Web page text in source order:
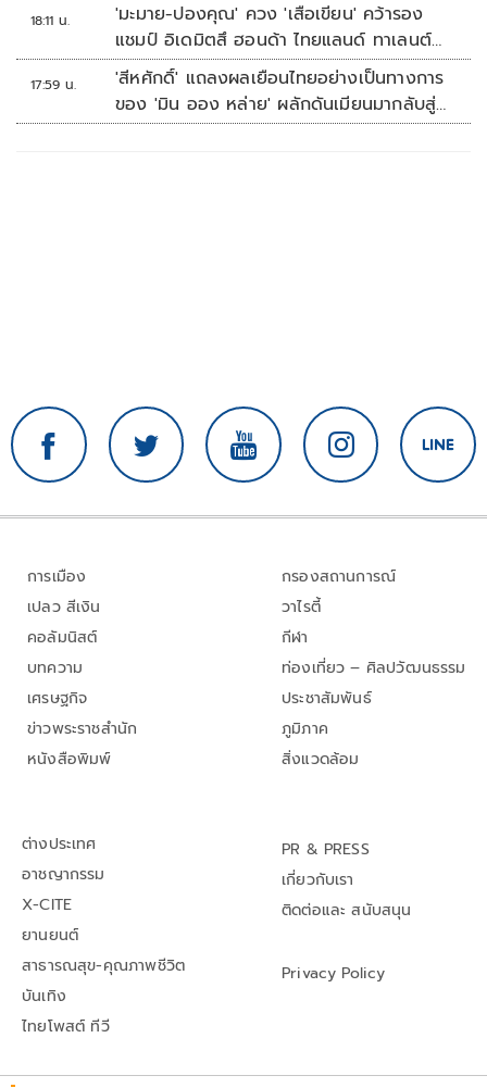
18:11 น.
'มะมาย-ปองคุณ' ควง 'เสือเขียน' คว้ารอง
แชมป์ อิเดมิตสึ ฮอนด้า ไทยแลนด์ ทาเลนต์
คัพ สนาม 3
17:59 น.
'สีหศักดิ์' แถลงผลเยือนไทยอย่างเป็นทางการ
ของ 'มิน ออง หล่าย' ผลักดันเมียนมากลับสู่
อาเซียน
การเมือง
เปลว สีเงิน
คอลัมนิสต์
บทความ
เศรษฐกิจ
ข่าวพระราชสำนัก
หนังสือพิมพ์
กรองสถานการณ์
วาไรตี้
กีฬา
ท่องเที่ยว – ศิลปวัฒนธรรม
ประชาสัมพันธ์
ภูมิภาค
สิ่งแวดล้อม
ต่างประเทศ
อาชญากรรม
X-CITE
ยานยนต์
สาธารณสุข-คุณภาพชีวิต
บันเทิง
ไทยโพสต์ ทีวี
PR & PRESS
เกี่ยวกับเรา
ติดต่อและ สนับสนุน
Privacy Policy